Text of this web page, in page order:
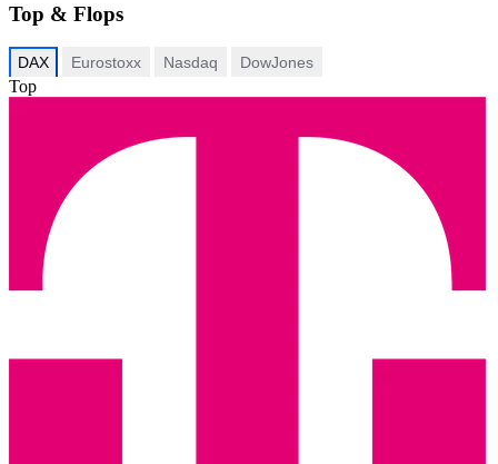
Top & Flops
DAX Eurostoxx Nasdaq DowJones
Top